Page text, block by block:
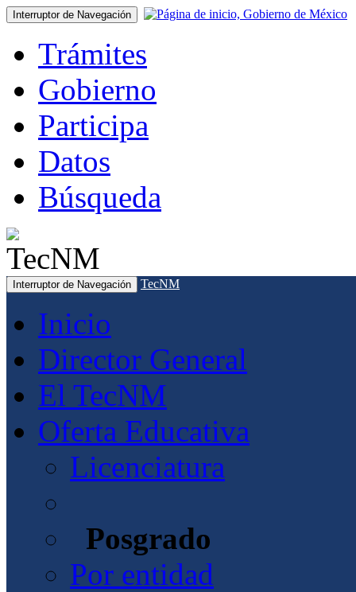
Interruptor de Navegación
Trámites
Gobierno
Participa
Datos
Búsqueda
Interruptor de Navegación TecNM
Inicio
Director General
El TecNM
Oferta Educativa
Licenciatura
Posgrado
Por entidad